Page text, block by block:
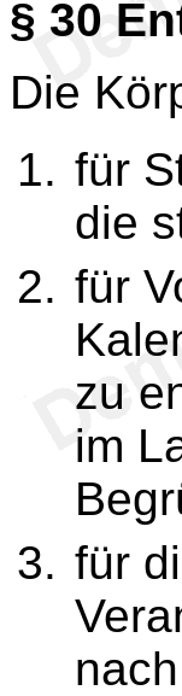
§ 30
Die
für
die
für
zu
im
für